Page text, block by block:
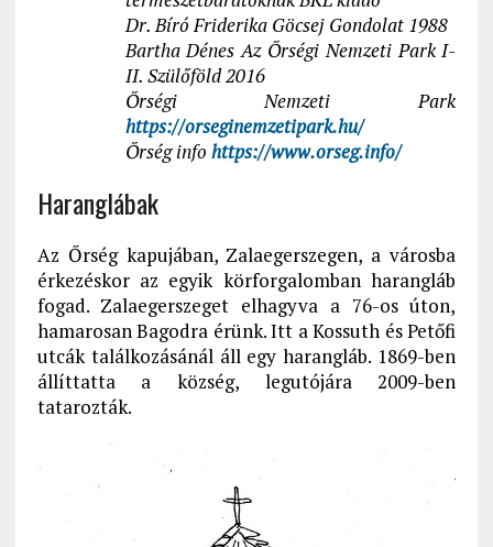
Dr. Bíró Friderika Göcsej Gondolat 1988
Bartha Dénes Az Őrségi Nemzeti Park I-
II. Szülőföld 2016
Őrségi Nemzeti Park
https://orseginemzetipark.hu/
Őrség info https://www.orseg.info/
Haranglábak
Az Őrség kapujában, Zalaegerszegen, a városba
érkezéskor az egyik körforgalomban harangláb
fogad. Zalaegerszeget elhagyva a 76-os úton,
hamarosan Bagodra érünk. Itt a Kossuth és Petőfi
utcák találkozásánál áll egy harangláb. 1869-ben
állíttatta a község, legutójára 2009-ben
tatarozták.